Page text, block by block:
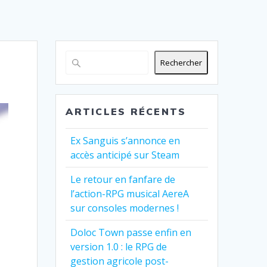
Rechercher
ARTICLES RÉCENTS
Ex Sanguis s’annonce en
accès anticipé sur Steam
Le retour en fanfare de
l’action-RPG musical AereA
sur consoles modernes !
Doloc Town passe enfin en
version 1.0 : le RPG de
gestion agricole post-